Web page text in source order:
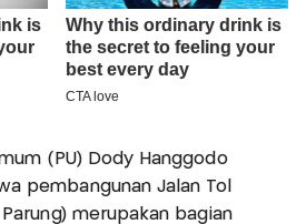
(PU) Dody Hanggodo
pembangunan Jalan Tol
merupakan bagian